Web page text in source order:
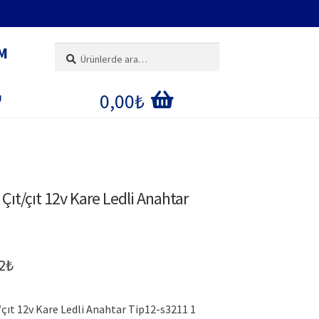
0,00₺
çıt 12v Kare Ledli Anahtar
₺Şu
12v Kare Ledli Anahtar Tip12-s3211 1